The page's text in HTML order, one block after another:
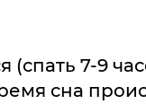
(спать 7-9
сна